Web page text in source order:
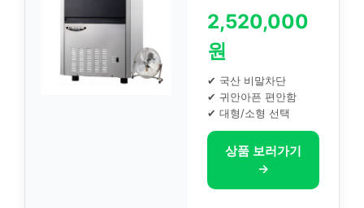
2,520,000
원
✔ 국산 비말차단
✔ 귀안아픈 편안함
✔ 대형/소형 선택
상품 보러가기
→